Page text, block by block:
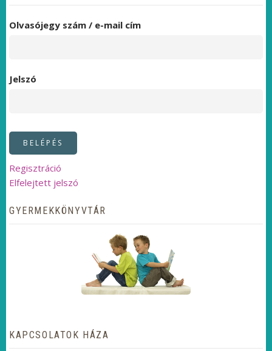
Olvasójegy szám / e-mail cím
Jelszó
Regisztráció
Elfelejtett jelszó
GYERMEKKÖNYVTÁR
KAPCSOLATOK HÁZA